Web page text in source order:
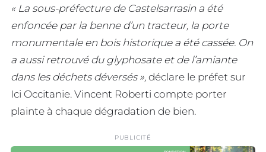
« La sous-préfecture de Castelsarrasin a été
enfoncée par la benne d’un tracteur, la porte
monumentale en bois historique a été cassée. On
a aussi retrouvé du glyphosate et de l’amiante
dans les déchets déversés », déclare le préfet sur
Ici Occitanie. Vincent Roberti compte porter
plainte à chaque dégradation de bien.
PUBLICITÉ